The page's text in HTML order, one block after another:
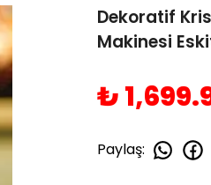
Dekoratif
Makinesi
₺
Paylaş: